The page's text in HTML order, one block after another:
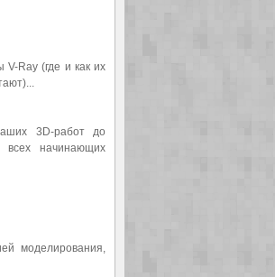
Ray (где и как их
3D-работ до
начинающих
моделирования,